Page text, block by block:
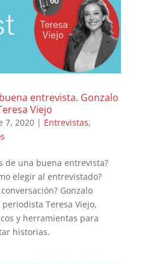
entrevista. Gonzalo
Viejo
7, 2020| Entrevistas,
de una buena entrevista?
elegir al entrevistado?
Gonzalo
Teresa Viejo,
y herramientas para
historias.